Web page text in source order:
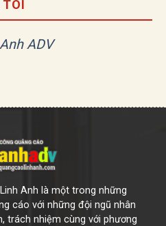
TÔI
ADV
Anh là một trong những
cáo với những đội ngũ nhân
trách nhiệm cùng với phương